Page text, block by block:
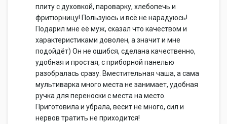
плиту с духовкой, пароварку, хлебопечь и
фритюрницу! Пользуюсь и всё не нарадуюсь!
Подарил мне её муж, сказал что качеством и
характеристиками доволен, а значит и мне
подойдёт) Он не ошибся, сделана качественно,
удобная и простая, с приборной панелью
разобралась сразу. Вместительная чаша, а сама
мультиварка много места не занимает, удобная
ручка для переноски с места на место.
Приготовила и убрала, весит не много, сил и
нервов тратить не приходится!